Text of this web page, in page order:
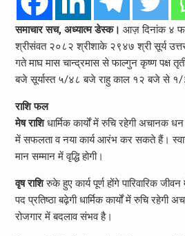
समाचार सच, अध्यात्म डेस्क। आज़ दिनांक ४
श्रीसंवत २०८२ श्रीशाके २९४७ श्री सूर्य
गते माघ मास चान्द्रमास से फाल्गुन कृष्ण पक्ष
बजे सूर्यास्त ५/४८ बजे राहु काल १२ बजे से
राशि फल
मेष राशिधार्मिक कार्यों में रुचि रहेगी अचानक
में सफलता व नया कार्य आरंभ कर सकते हैं।
मान सम्मान में वृद्धि होगी।
वृष राशिरुके हुए कार्य पूर्ण होंगे पारिवारिक
पद प्रतिष्ठा बढ़ेगी धार्मिक कार्यों में रुचि रहेगी
रोजगार में बदलाव संभव है।